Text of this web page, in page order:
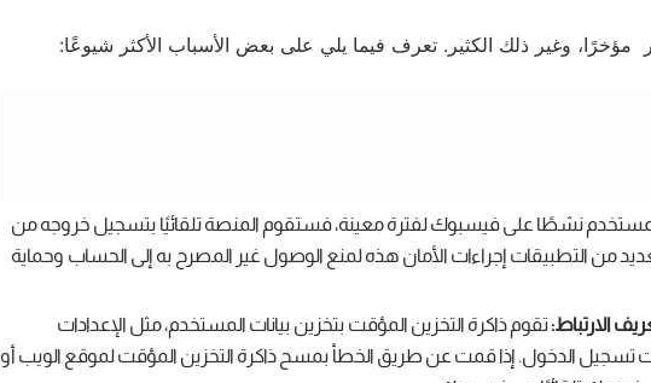
مؤخرًا، وغير ذلك الكثير. تعرف فيما يلي على بعض الأسباب الأكثر شيوعًا:
نشطًا على فيسبوك لفترة معينة، فستقوم المنصة تلقائيًا بتسجيل خروجه من
من التطبيقات إجراءات الأمان هذه لمنع الوصول غير المصرح به إلى الحساب وحماية
الارتباط:تقوم ذاكرة التخزين المؤقت بتخزين بيانات المستخدم، مثل الإعدادات
تسجيل الدخول. إذا قمت عن طريق الخطأ بمسح ذاكرة التخزين المؤقت لموقع الويب أو